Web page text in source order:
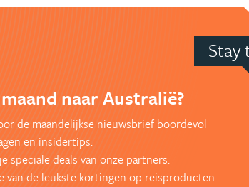
Stay
naar Australië?
de maandelijkse nieuwsbrief boordevol
en insidertips.
speciale deals van onze partners.
van de leukste kortingen op reisproducten.